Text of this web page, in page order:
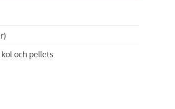
och pellets